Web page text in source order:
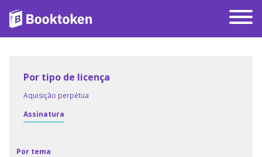
Por tipo de licença
Aquisição perpétua
Assinatura
Por tema